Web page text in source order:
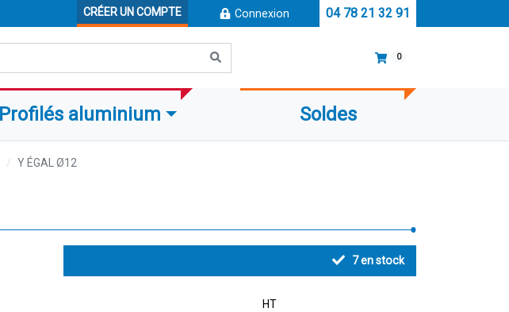
CRÉER UN COMPTE Connexion 04 78 21 32 91
0
Profilés aluminium Soldes
Y ÉGAL Ø12
7en stock
HT